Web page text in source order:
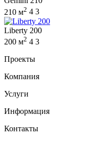
210 м2 4 3
Liberty 200
200 м2 4 3
Проекты
Компания
Услуги
Информация
Контакты